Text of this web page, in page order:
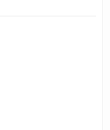
，从机地址可配